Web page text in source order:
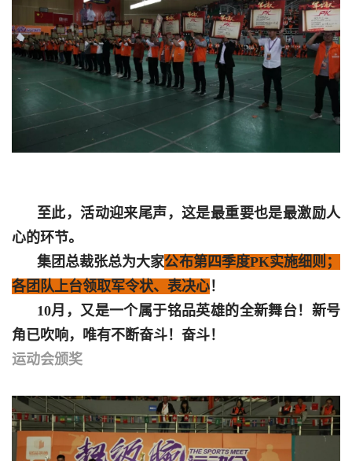
至此，活动迎来尾声，这是最重要也是最激励人
心的环节。
集团总裁张总为大家公布第四季度PK实施细则；
各团队上台领取军令状、表决心！
10月，又是一个属于铭品英雄的全新舞台！新号
角已吹响，唯有不断奋斗！ 奋斗！
运动会颁奖